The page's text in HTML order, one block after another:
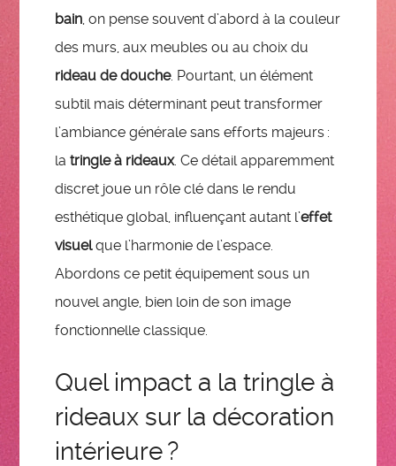
bain, on pense souvent d’abord à la couleur
des murs, aux meubles ou au choix du
rideau de douche. Pourtant, un élément
subtil mais déterminant peut transformer
l’ambiance générale sans efforts majeurs :
latringle à rideaux. Ce détail apparemment
discret joue un rôle clé dans le rendu
esthétique global, influençant autant l’effet
visuelque l’harmonie de l’espace.
Abordons ce petit équipement sous un
nouvel angle, bien loin de son image
fonctionnelle classique.
Quel impact a la tringle à
rideaux sur la décoration
intérieure ?